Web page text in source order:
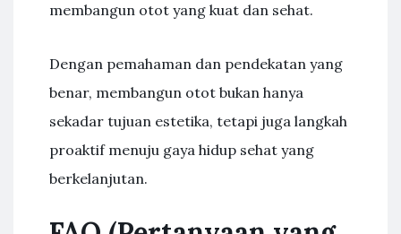
membangun otot yang kuat dan sehat.
Dengan pemahaman dan pendekatan yang
benar, membangun otot bukan hanya
sekadar tujuan estetika, tetapi juga langkah
proaktif menuju gaya hidup sehat yang
berkelanjutan.